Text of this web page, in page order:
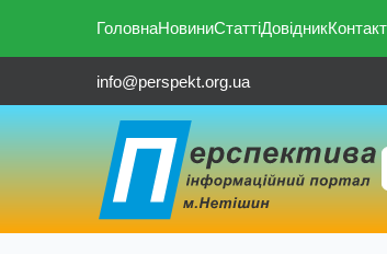
ГоловнаНовиниСтаттіДовідник
info@perspekt.org.ua